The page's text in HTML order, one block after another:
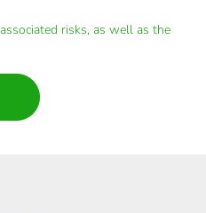
associated risks, as well as the